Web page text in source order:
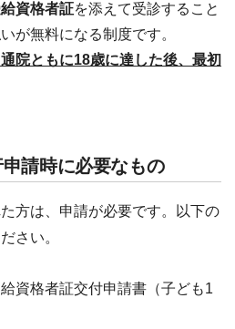
資格者証を添えて受診すること
が無料になる制度です。
院ともに18歳に達した後、最初
請時に必要なもの
方は、申請が必要です。以下の
さい。
資格者証交付申請書（子ども1